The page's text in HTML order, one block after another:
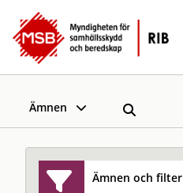
Ämnen
Ämnen och filter